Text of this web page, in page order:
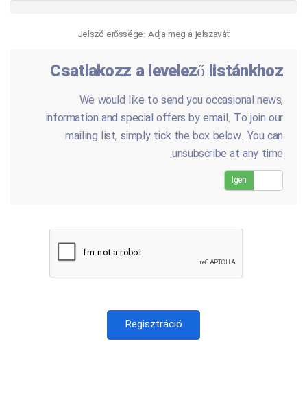
Jelszó erőssége: Adja meg a jelszavát
Csatlakozz a levelező listánkhoz
We would like to send you occasional news,
information and special offers by email. To join our
mailing list, simply tick the box below. You can
unsubscribe at any time.
Igen